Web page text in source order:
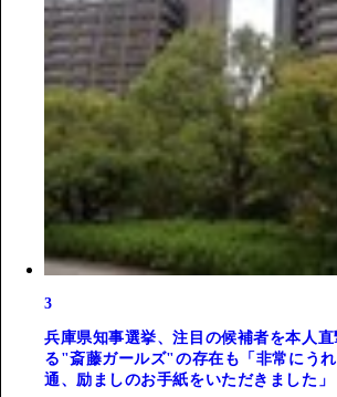
3
兵庫県知事選挙、注目の候補者を本人
る"斎藤ガールズ"の存在も「非常にう
通、励ましのお手紙をいただきました」